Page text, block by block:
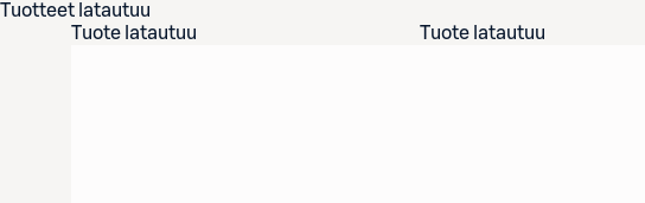
Tuotteet latautuu
Tuote latautuu
Tuote latautuu